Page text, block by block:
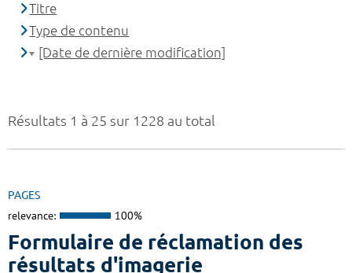
Résultats 1 à 25 sur 1228 au total
PAGES
relevance: 100%
Formulaire de réclamation des
résultats d'imagerie
Titre
Type de contenu
[Date de dernière modification]